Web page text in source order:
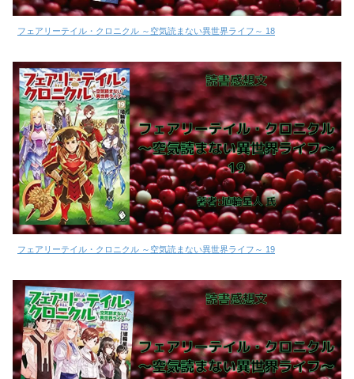
フェアリーテイル・クロニクル ～空気読まない異世界ライフ～ 18
フェアリーテイル・クロニクル ～空気読まない異世界ライフ～ 19